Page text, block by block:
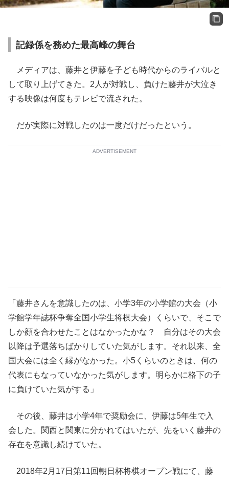
記録係を務めた最高峰の舞台
メディアは、藤井と伊藤を子ども時代からのライバルと
して取り上げてきた。2人が対戦し、負けた藤井が大泣き
する映像は何度もテレビで流された。
だが実際に対戦したのは一度だけだったという。
ADVERTISEMENT
「藤井さんを意識したのは、小学3年の小学館の大会（小
学館学年誌杯争奪全国小学生将棋大会）くらいで、そこで
しか顔を合わせたことはなかったかな？ 自分はその大会
以降は予選落ちばかりしていた気がします。それ以来、全
国大会には全く縁がなかった。小5くらいのときは、何の
代表にもなっていなかった気がします。明らかに格下の子
に負けていた気がする」
その後、藤井は小学4年で奨励会に、伊藤は5年生で入
会した。関西と関東に分かれてはいたが、先をいく藤井の
存在を意識し続けていた。
2018年2月17日第11回朝日杯将棋オープン戦にて、藤